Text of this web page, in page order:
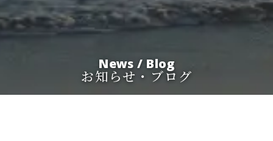
News / Blog
お知らせ・ブログ